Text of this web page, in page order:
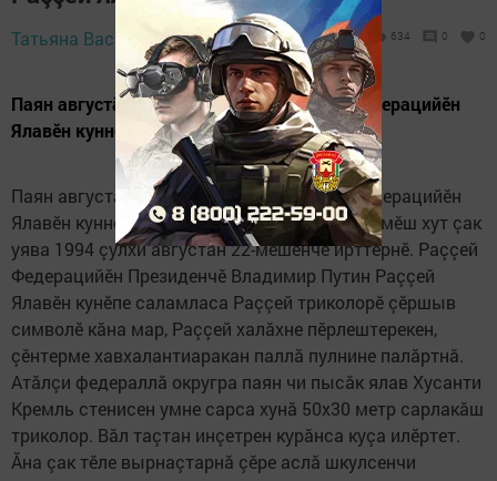
Татьяна Васильева,
22 August 2023 -
12:20
634 0 0
Паян августăн 22-мӗшӗнче эпир Раççей Федерацийӗн
Ялавӗн кунне анлăн паллă тăватпăр.
Паян августăн 22-мӗшӗнче эпир Раççей Федерацийӗн
Ялавӗн кунне анлăн паллă тăватпăр. Пӗрремӗш хут çак
уява 1994 çулхи августăн 22-мӗшӗнче ирттернӗ. Раççей
Федерацийӗн Президенчӗ Владимир Путин Раççей
Ялавӗн кунӗпе саламласа Раççей триколорӗ çӗршыв
символӗ кăна мар, Раççей халăхне пӗрлештерекен,
çӗнтерме хавхалантиаракан паллă пулнине палăртнă.
Атăлçи федераллă округра паян чи пысăк ялав Хусанти
Кремль стенисен умне сарса хунă 50х30 метр сарлакăш
триколор. Вăл таçтан инçетрен курăнса куçа илӗртет.
Ăна çак тӗле вырнаçтарнă çӗре аслă шкулсенчи